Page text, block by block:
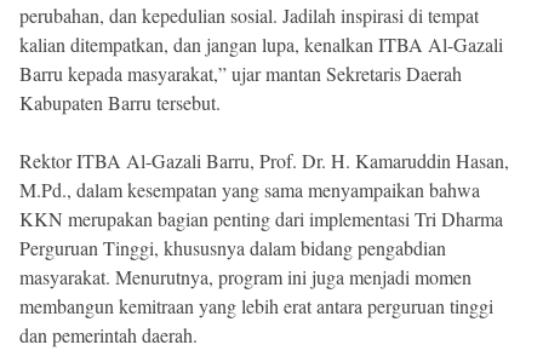
perubahan, dan kepedulian sosial. Jadilah inspirasi di tempat
kalian ditempatkan, dan jangan lupa, kenalkan ITBA Al-Gazali
Barru kepada masyarakat,” ujar mantan Sekretaris Daerah
Kabupaten Barru tersebut.
Rektor ITBA Al-Gazali Barru, Prof. Dr. H. Kamaruddin Hasan,
M.Pd., dalam kesempatan yang sama menyampaikan bahwa
KKN merupakan bagian penting dari implementasi Tri Dharma
Perguruan Tinggi, khususnya dalam bidang pengabdian
masyarakat. Menurutnya, program ini juga menjadi momen
membangun kemitraan yang lebih erat antara perguruan tinggi
dan pemerintah daerah.